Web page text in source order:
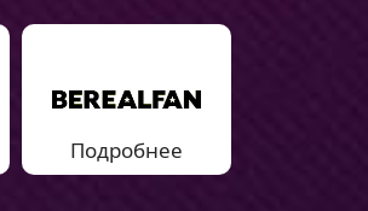
Подробнее